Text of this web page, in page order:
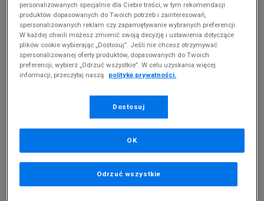
Produkt pochodzi z końcówek aktualnych kolekcji, ubiegłych
sezonów lub z ekspozycji.
Szczegóły.
99,99 zł cena rekomendowana przez producenta
25 zł
personalizowanych specjalnie dla Ciebie treści, w tym rekomendacji
produktów dopasowanych do Twoich potrzeb i zainteresowań,
spersonalizowanych reklam czy zapamiętywanie wybranych preferencji.
W każdej chwili możesz zmienić swoją decyzję i ustawienia dotyczące
plików cookie wybierając „Dostosuj”. Jeśli nie chcesz otrzymywać
spersonalizowanej oferty produktów, dopasowanych do Twoich
preferencji, wybierz „Odrzuć wszystkie”. W celu uzyskania więcej
informacji, przeczytaj naszą
politykę prywatności.
Dostosuj
Odrzuć wszystkie
OK